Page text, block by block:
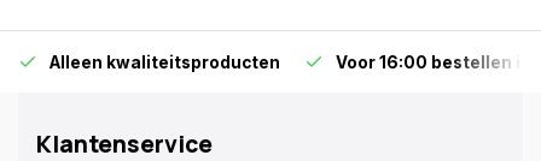
Alleen kwaliteitsproducten Voor 16:00 bestellen is
Klantenservice